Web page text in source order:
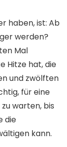
haben, ist: Ab
werden?
Mal
Hitze hat, die
und zwölften
für eine
warten, bis
die
kann.